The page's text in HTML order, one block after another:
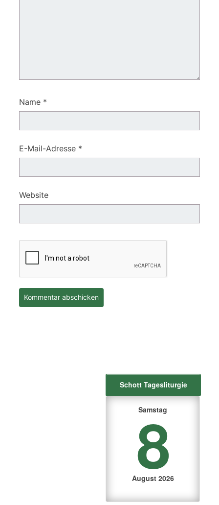
Name *
E-Mail-Adresse *
Website
Schott Tagesliturgie
Samstag
8
August 2026